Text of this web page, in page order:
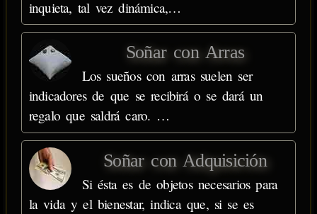
inquieta, tal vez dinámica,…
Soñar con Arras
Los sueños con arras suelen ser
indicadores de que se recibirá o se dará un
regalo que saldrá caro. …
Soñar con Adquisición
Si ésta es de objetos necesarios para
la vida y el bienestar, indica que, si se es